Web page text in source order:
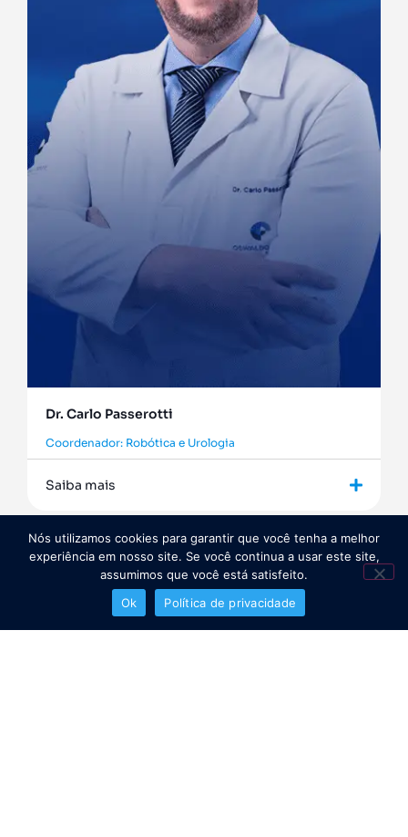
Dr. Carlo Passerotti
Coordenador: Robótica e Urologia
Saiba mais
Nós utilizamos cookies para garantir que você tenha a melhor
experiência em nosso site. Se você continua a usar este site,
assumimos que você está satisfeito.
Ok
Política de privacidade